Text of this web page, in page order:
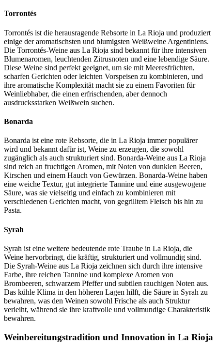
Torrontés
Torrontés ist die herausragende Rebsorte in La Rioja und produziert
einige der aromatischsten und blumigsten Weißweine Argentiniens.
Die Torrontés-Weine aus La Rioja sind bekannt für ihre intensiven
Blumenaromen, leuchtenden Zitrusnoten und eine lebendige Säure.
Diese Weine sind perfekt geeignet, um sie mit Meeresfrüchten,
scharfen Gerichten oder leichten Vorspeisen zu kombinieren, und
ihre aromatische Komplexität macht sie zu einem Favoriten für
Weinliebhaber, die einen erfrischenden, aber dennoch
ausdrucksstarken Weißwein suchen.
Bonarda
Bonarda ist eine rote Rebsorte, die in La Rioja immer populärer
wird und bekannt dafür ist, Weine zu erzeugen, die sowohl
zugänglich als auch strukturiert sind. Bonarda-Weine aus La Rioja
sind reich an fruchtigen Aromen, mit Noten von dunklen Beeren,
Kirschen und einem Hauch von Gewürzen. Bonarda-Weine haben
eine weiche Textur, gut integrierte Tannine und eine ausgewogene
Säure, was sie vielseitig und einfach zu kombinieren mit
verschiedenen Gerichten macht, von gegrilltem Fleisch bis hin zu
Pasta.
Syrah
Syrah ist eine weitere bedeutende rote Traube in La Rioja, die
Weine hervorbringt, die kräftig, strukturiert und vollmundig sind.
Die Syrah-Weine aus La Rioja zeichnen sich durch ihre intensive
Farbe, ihre reichen Tannine und komplexe Aromen von
Brombeeren, schwarzem Pfeffer und subtilen rauchigen Noten aus.
Das kühle Klima in den höheren Lagen hilft, die Säure in Syrah zu
bewahren, was den Weinen sowohl Frische als auch Struktur
verleiht, während sie ihre kraftvolle und vollmundige Charakteristik
bewahren.
Weinbereitungstradition und Innovation in La Rioja